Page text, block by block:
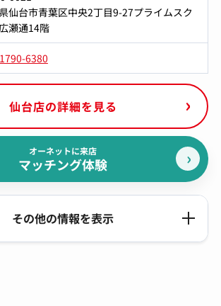
仙台市青葉区中央2丁目9-27プライムスク
瀬通14階
6380
仙台店の詳細を見る
オーネットに来店
マッチング体験
その他の情報を表示